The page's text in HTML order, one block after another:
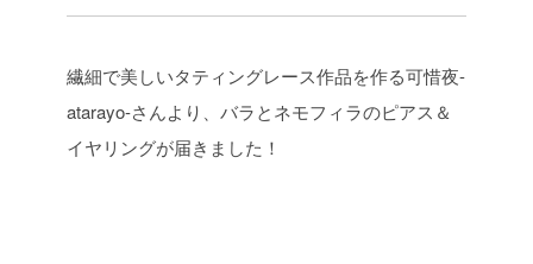
繊細で美しいタティングレース作品を作る可惜夜-
atarayo-さんより、バラとネモフィラのピアス＆
イヤリングが届きました！